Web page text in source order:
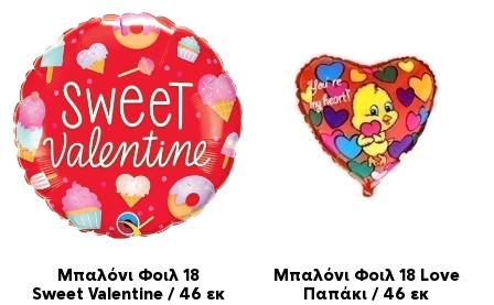
Μπαλόνι Φοιλ 18
Sweet Valentine / 46 εκ
Μπαλόνι Φοιλ 18 Love
Παπάκι / 46 εκ